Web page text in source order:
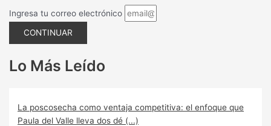
Ingresa tu correo electrónico
CONTINUAR
Lo Más Leído
La poscosecha como ventaja competitiva: el enfoque que
Paula del Valle lleva dos dé (...)